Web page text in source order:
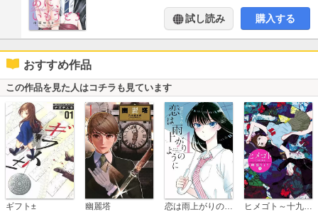
試し読み 購入する
おすすめ作品
この作品を見た人はコチラも見ています
ギフト± 幽麗塔